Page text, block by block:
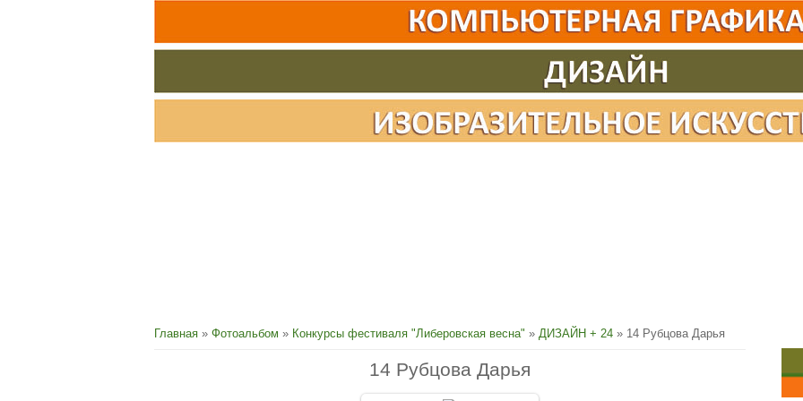
Главная » Фотоальбом » Конкурсы фестиваля "Либеровская весна" » ДИЗАЙН + 24 » 14 Рубцова Дарья
14 Рубцова Дарья